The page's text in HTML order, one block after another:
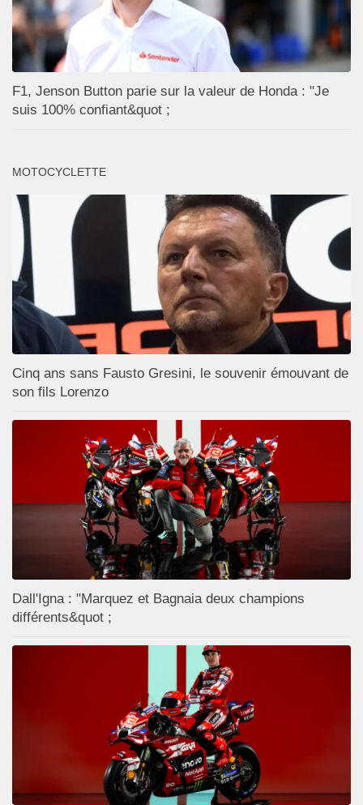
F1, Jenson Button parie sur la valeur de Honda : "Je
suis 100% confiant&quot ;
MOTOCYCLETTE
Cinq ans sans Fausto Gresini, le souvenir émouvant de
son fils Lorenzo
Dall'Igna : "Marquez et Bagnaia deux champions
différents&quot ;